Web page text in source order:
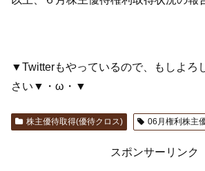
▼Twitterもやっているので、もしよろ
さい▼・ω・▼
株主優待取得(優待クロス) 06月権利株主
スポンサーリンク